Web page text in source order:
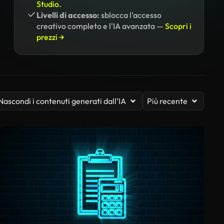
Studio.
Livelli di accesso: sblocca l'accesso
creativo completo e l'IA avanzata — Scopri i
prezzi →
i contenuti generati dall’IA Più recente